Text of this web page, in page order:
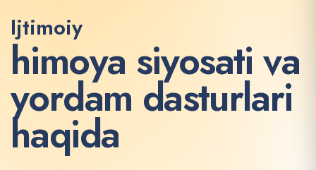
Ijtimoiy
himoya siyosati va
yordam dasturlari
haqida